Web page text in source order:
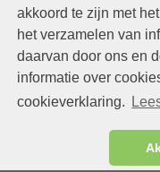
akkoord te zijn met
het verzamelen van
daarvan door ons en
informatie over
cookieverklaring.